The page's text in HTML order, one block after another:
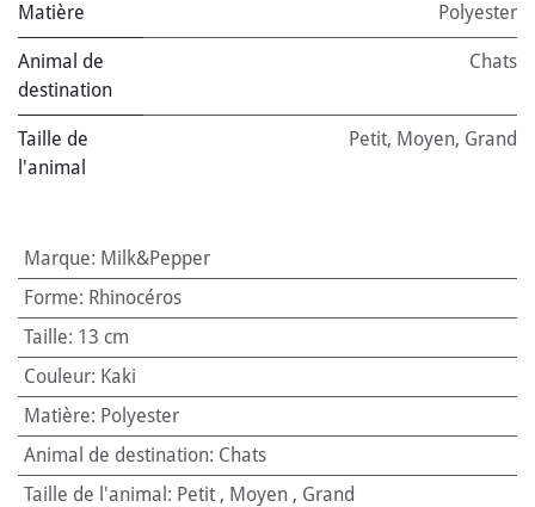
Matière Polyester
Animal de
destination
Chats
Taille de
l'animal
Petit, Moyen, Grand
Marque: Milk&Pepper
Forme: Rhinocéros
Taille: 13 cm
Couleur: Kaki
Matière: Polyester
Animal de destination: Chats
Taille de l'animal : Petit, Moyen, Grand